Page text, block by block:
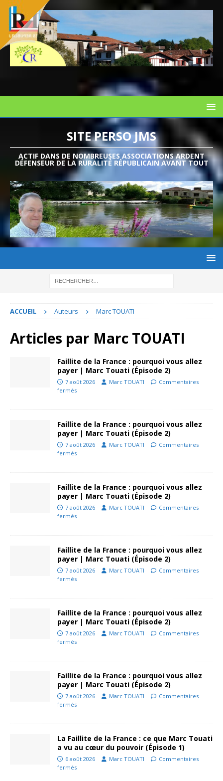
SITE PERSO JMS
ACTIF DANS DE NOMBREUSES ASSOCIATIONS ARDENT
DÉFENSEUR DE LA RURALITÉ RÉPUBLICAIN AVANT TOUT
ACCUEIL Auteurs Marc TOUATI
Articles par Marc TOUATI
Faillite de la France : pourquoi vous allez
payer | Marc Touati (Épisode 2)
7 août 2026 Marc TOUATI
Commentaires
fermés
Faillite de la France : pourquoi vous allez
payer | Marc Touati (Épisode 2)
7 août 2026 Marc TOUATI
Commentaires
fermés
Faillite de la France : pourquoi vous allez
payer | Marc Touati (Épisode 2)
7 août 2026 Marc TOUATI
Commentaires
fermés
Faillite de la France : pourquoi vous allez
payer | Marc Touati (Épisode 2)
7 août 2026 Marc TOUATI
Commentaires
fermés
Faillite de la France : pourquoi vous allez
payer | Marc Touati (Épisode 2)
7 août 2026 Marc TOUATI
Commentaires
fermés
Faillite de la France : pourquoi vous allez
payer | Marc Touati (Épisode 2)
7 août 2026 Marc TOUATI
Commentaires
fermés
La Faillite de la France : ce que Marc Touati
a vu au cœur du pouvoir (Épisode 1)
6 août 2026 Marc TOUATI
Commentaires
fermés